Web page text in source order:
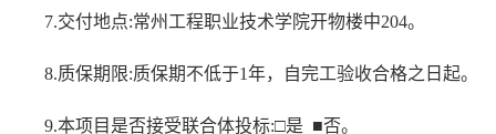
7.交付地点:常州工程职业技术学院开物楼中204。
8.质保期限:质保期不低于1年，自完工验收合格之日起。
9.本项目是否接受联合体投标:□是 ■否。